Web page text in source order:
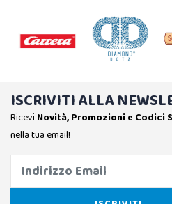
ISCRIVITI ALLA
Ricevi Novità, Promozioni e Codici
nella tua email!